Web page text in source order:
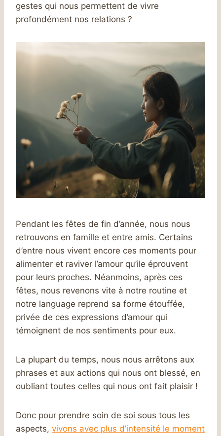
gestes qui nous permettent de vivre
profondément nos relations ?
Pendant les fêtes de fin d’année, nous nous
retrouvons en famille et entre amis. Certains
d’entre nous vivent encore ces moments pour
alimenter et raviver l’amour qu’ile éprouvent
pour leurs proches. Néanmoins, après ces
fêtes, nous revenons vite à notre routine et
notre language reprend sa forme étouffée,
privée de ces expressions d’amour qui
témoignent de nos sentiments pour eux.
La plupart du temps, nous nous arrêtons aux
phrases et aux actions qui nous ont blessé, en
oubliant toutes celles qui nous ont fait plaisir !
Donc pour prendre soin de soi sous tous les
aspects, vivons avec plus d’intensité le moment